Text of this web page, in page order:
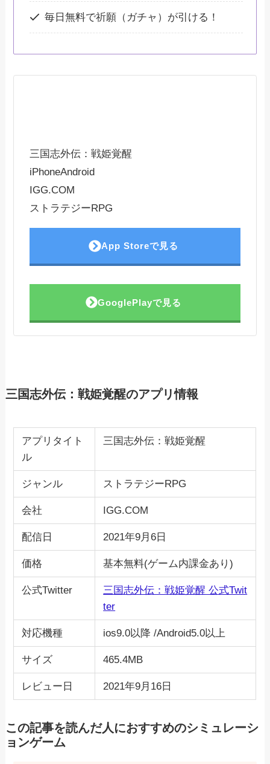
毎日無料で祈願（ガチャ）が引ける！
三国志外伝：戦姫覚醒
iPhoneAndroid
IGG.COM
ストラテジーRPG
App Storeで見る
GooglePlayで見る
三国志外伝：戦姫覚醒のアプリ情報
アプリタイト
ル
三国志外伝：戦姫覚醒
ジャンル ストラテジーRPG
会社 IGG.COM
配信日 2021年9月6日
価格 基本無料(ゲーム内課金あり)
公式Twitter
三国志外伝：戦姫覚醒 公式Twit
ter
対応機種 ios9.0以降 /Android5.0以上
サイズ 465.4MB
レビュー日 2021年9月16日
この記事を読んだ人におすすめのシミュレーシ
ョンゲーム